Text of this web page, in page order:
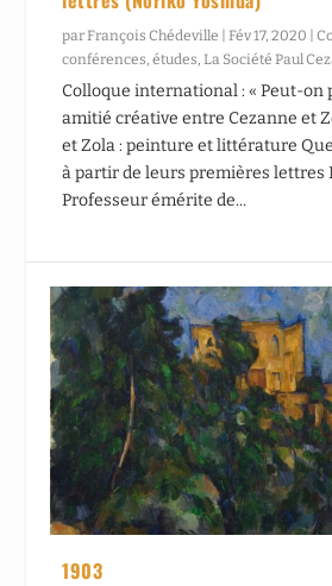
parFrançois Chédeville |Fév 17, 2020 |
conférences, études,La Société Paul
Colloque international : « Peut-on
amitié créative entre Cezanne et
et Zola : peinture et littérature
à partir de leurs premières lettres
Professeur émérite de...
1903